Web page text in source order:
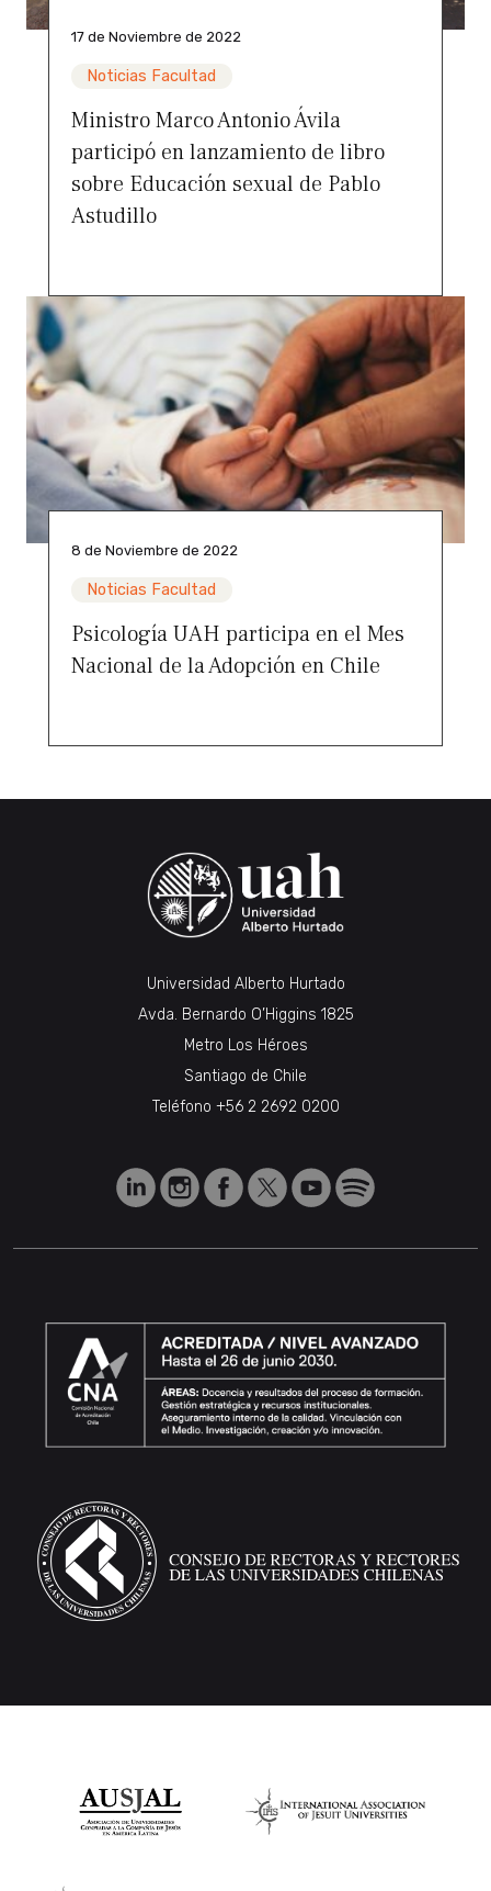
17 de Noviembre de 2022
Noticias Facultad
Ministro Marco Antonio Ávila
participó en lanzamiento de libro
sobre Educación sexual de Pablo
Astudillo
8 de Noviembre de 2022
Noticias Facultad
Psicología UAH participa en el Mes
Nacional de la Adopción en Chile
Universidad Alberto Hurtado
Avda. Bernardo O’Higgins 1825
Metro Los Héroes
Santiago de Chile
Teléfono +56 2 2692 0200